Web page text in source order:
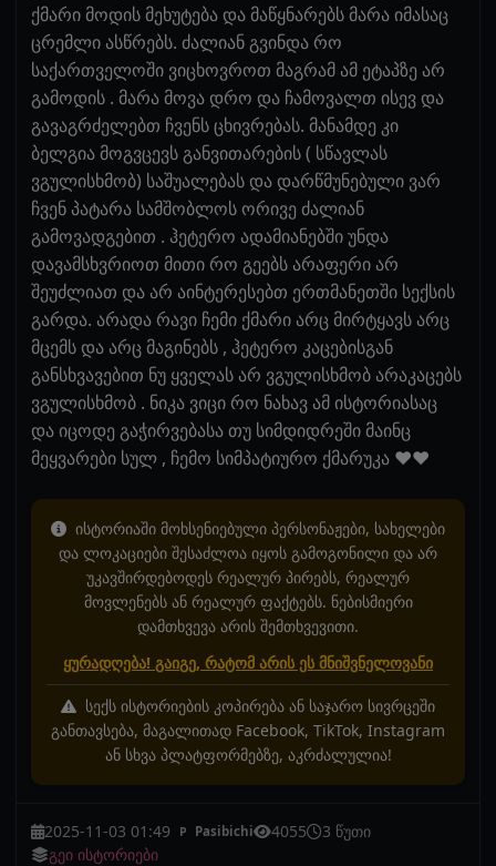
ქმარი მოდის მეხუტება და მაწყნარებს მარა იმასაც
ცრემლი ასწრებს. ძალიან გვინდა რო
საქართველოში ვიცხოვროთ მაგრამ ამ ეტაპზე არ
გამოდის . მარა მოვა დრო და ჩამოვალთ ისევ და
გავაგრძელებთ ჩვენს ცხივრებას. მანამდე კი
ბელგია მოგვცევს განვითარების ( სწავლას
ვგულისხმობ) საშუალებას და დარწმუნებული ვარ
ჩვენ პატარა სამშობლოს ორივე ძალიან
გამოვადგებით . ჰეტერო ადამიანებში უნდა
დავამსხვრიოთ მითი რო გეებს არაფერი არ
შეუძლიათ და არ აინტერესებთ ერთმანეთში სექსის
გარდა. არადა რავი ჩემი ქმარი არც მირტყავს არც
მცემს და არც მაგინებს , ჰეტერო კაცებისგან
განსხვავებით ნუ ყველას არ ვგულისხმობ არაკაცებს
ვგულისხმობ . ნიკა ვიცი რო ნახავ ამ ისტორიასაც
და იცოდე გაჭირვებასა თუ სიმდიდრეში მაინც
მეყვარები სულ , ჩემო სიმპატიურო ქმარუკა ❤️❤️
ისტორიაში მოხსენიებული პერსონაჟები, სახელები
და ლოკაციები შესაძლოა იყოს გამოგონილი და არ
უკავშირდებოდეს რეალურ პირებს, რეალურ
მოვლენებს ან რეალურ ფაქტებს. ნებისმიერი
დამთხვევა არის შემთხვევითი.
ყურადღება! გაიგე, რატომ არის ეს მნიშვნელოვანი
სექს ისტორიების კოპირება ან საჯარო სივრცეში
განთავსება, მაგალითად Facebook, TikTok, Instagram
ან სხვა პლატფორმებზე, აკრძალულია!
2025-11-03 01:49 P Pasibichi 4055
3 წუთი
გეი ისტორიები